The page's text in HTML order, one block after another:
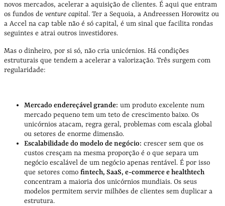
novos mercados, acelerar a aquisição de clientes. É aqui que entram
os fundos de venture capital. Ter a Sequoia, a Andreessen Horowitz ou
a Accel na cap table não é só capital, é um sinal que facilita rondas
seguintes e atrai outros investidores.
Mas o dinheiro, por si só, não cria unicórnios. Há condições
estruturais que tendem a acelerar a valorização. Três surgem com
regularidade:
Mercado endereçável grande: um produto excelente num
mercado pequeno tem um teto de crescimento baixo. Os
unicórnios atacam, regra geral, problemas com escala global
ou setores de enorme dimensão.
Escalabilidade do modelo de negócio: crescer sem que os
custos cresçam na mesma proporção é o que separa um
negócio escalável de um negócio apenas rentável. É por isso
que setores como fintech, SaaS, e-commerce e healthtech
concentram a maioria dos unicórnios mundiais. Os seus
modelos permitem servir milhões de clientes sem duplicar a
estrutura.